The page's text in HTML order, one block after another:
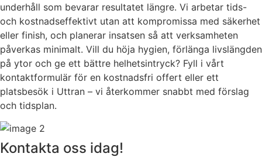
underhåll som bevarar resultatet längre. Vi arbetar tids-
och kostnadseffektivt utan att kompromissa med säkerhet
eller finish, och planerar insatsen så att verksamheten
påverkas minimalt. Vill du höja hygien, förlänga livslängden
på ytor och ge ett bättre helhetsintryck? Fyll i vårt
kontaktformulär för en kostnadsfri offert eller ett
platsbesök i Uttran – vi återkommer snabbt med förslag
och tidsplan.
Kontakta oss idag!